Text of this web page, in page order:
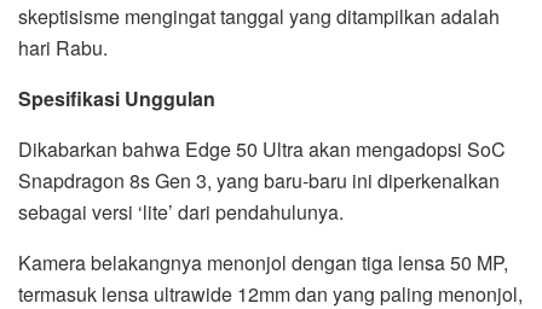
skeptisisme mengingat tanggal yang ditampilkan adalah
hari Rabu.
Spesifikasi Unggulan
Dikabarkan bahwa Edge 50 Ultra akan mengadopsi SoC
Snapdragon 8s Gen 3, yang baru-baru ini diperkenalkan
sebagai versi ‘lite’ dari pendahulunya.
Kamera belakangnya menonjol dengan tiga lensa 50 MP,
termasuk lensa ultrawide 12mm dan yang paling menonjol,